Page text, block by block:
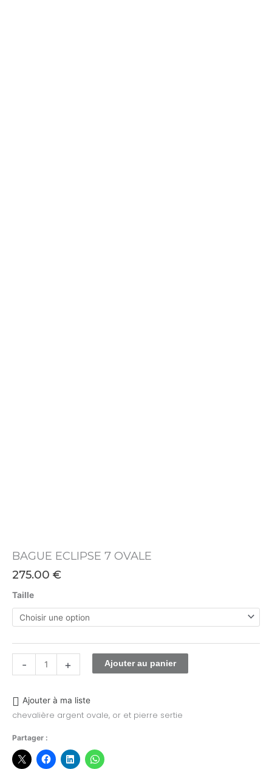
BAGUE ECLIPSE 7 OVALE
275.00 €
Taille
- + Ajouter au panier
Ajouter à ma liste
chevalière argent ovale, or et pierre sertie
Partager :